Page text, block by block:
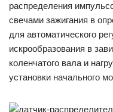
распределения
свечами зажигания в
для автоматического
искрообразования в
коленчатого вала и
установки начального